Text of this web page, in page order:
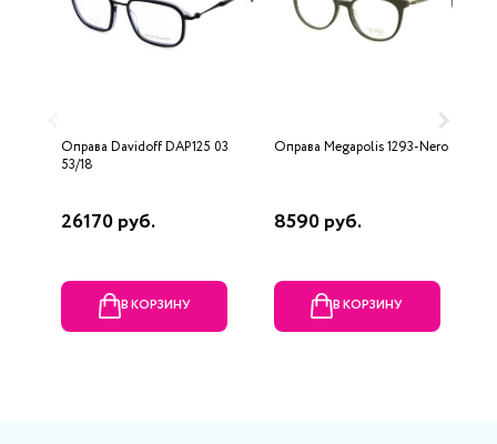
Оправа Davidoff DAP125 03
53/18
26170 руб.
В КОРЗИНУ
Оправа Megapolis 1293-Nero
8590 руб.
В КОРЗИНУ